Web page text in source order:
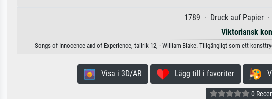
1789 · Druck auf Papier
Viktoriansk
Songs of Innocence and of Experience, tallrik 12, · William Blake. Tillgängligt som ett
Visa i 3D/AR Lägg till i favoriter
0